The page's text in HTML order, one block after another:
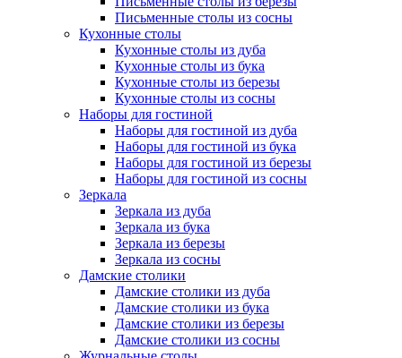
Письменные столы из сосны
Кухонные столы
Кухонные столы из дуба
Кухонные столы из бука
Кухонные столы из березы
Кухонные столы из сосны
Наборы для гостиной
Наборы для гостиной из дуба
Наборы для гостиной из бука
Наборы для гостиной из березы
Наборы для гостиной из сосны
Зеркала
Зеркала из дуба
Зеркала из бука
Зеркала из березы
Зеркала из сосны
Дамские столики
Дамские столики из дуба
Дамские столики из бука
Дамские столики из березы
Дамские столики из сосны